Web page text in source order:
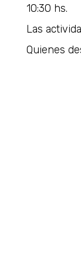
10:30 hs.
Las
Quienes